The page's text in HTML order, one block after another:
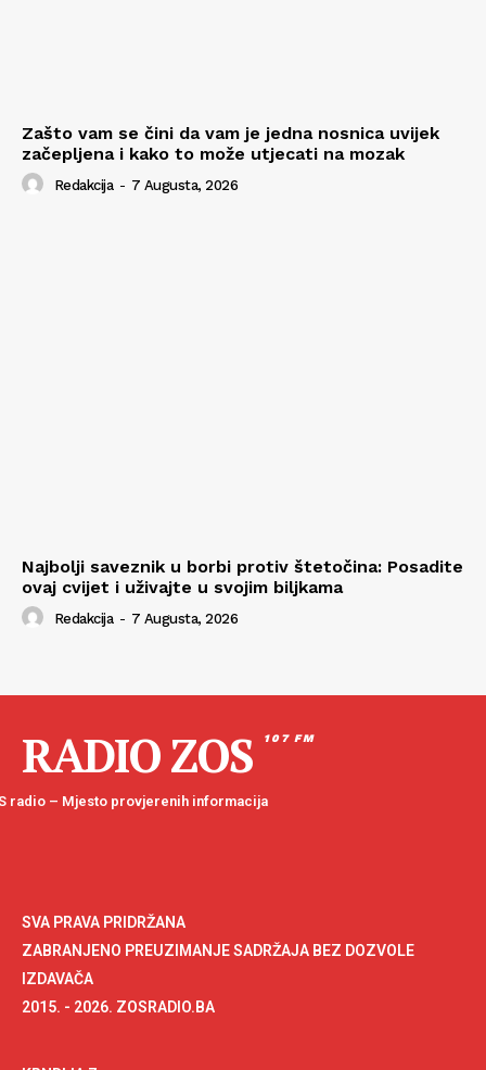
Zašto vam se čini da vam je jedna nosnica uvijek
začepljena i kako to može utjecati na mozak
Redakcija - 7 Augusta, 2026
Najbolji saveznik u borbi protiv štetočina: Posadite
ovaj cvijet i uživajte u svojim biljkama
Redakcija - 7 Augusta, 2026
RADIO ZOS 107 FM
radio – Mjesto provjerenih informacija
SVA PRAVA PRIDRŽANA
ZABRANJENO PREUZIMANJE SADRŽAJA BEZ DOZVOLE
IZDAVAČA
2015. - 2026. ZOSRADIO.BA